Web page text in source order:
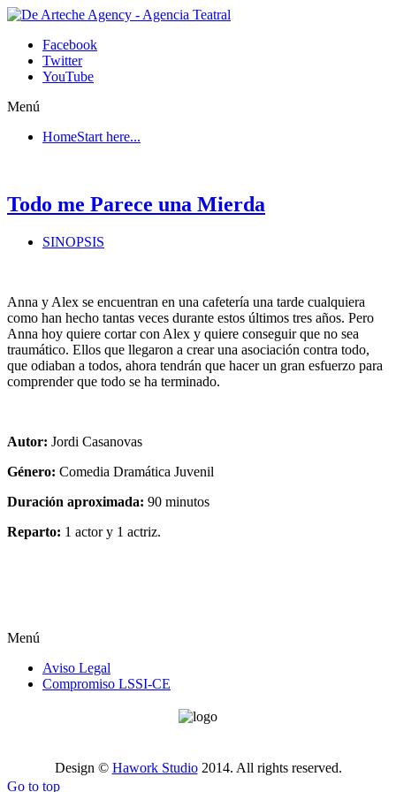
Facebook
Twitter
YouTube
Menú
HomeStart here...
Todo me Parece una Mierda
SINOPSIS
Anna y Alex se encuentran en una cafetería una tarde cualquiera
como han hecho tantas veces durante estos últimos tres años. Pero
Anna hoy quiere cortar con Alex y quiere conseguir que no sea
traumático. Ellos que llegaron a crear una asociación contra todo,
que odiaban a todos, ahora tendrán que hacer un gran esfuerzo para
comprender que todo se ha terminado.
Autor: Jordi Casanovas
Género: Comedia Dramática Juvenil
Duración aproximada: 90 minutos
Reparto: 1 actor y 1 actriz.
Menú
Aviso Legal
Compromiso LSSI-CE
Design © Hawork Studio2014. All rights reserved.
Go to top